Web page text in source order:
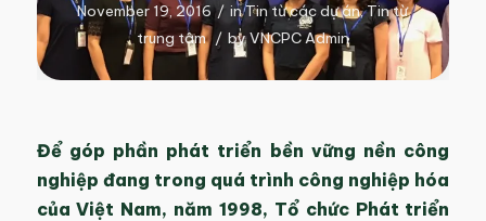
November 19, 2016 / inTin từ các dự án,Tin từ
trung tâm / byVNCPC Admin
Để góp phần phát triển bền vững nền công
nghiệp đang trong quá trình công nghiệp hóa
của Việt Nam, năm 1998, Tổ chức Phát triển